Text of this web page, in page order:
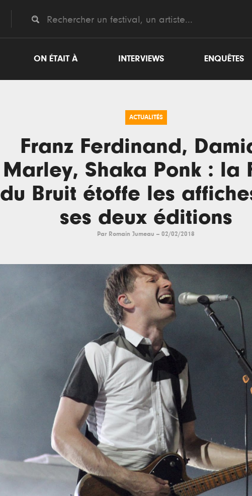
ON ÉTAIT À INTERVIEWS ENQUÊTES
ACTUALITÉS
Franz Ferdinand,
Marley, Shaka Ponk : la
du Bruit étoffe les
ses deux éditions
Par Romain Jumeau -- 02/02/2018